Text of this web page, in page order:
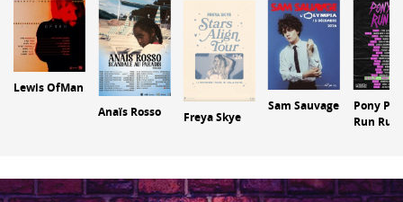
Lewis OfMan
Anaïs Rosso
Freya Skye
Sam Sauvage
Pony
Run Run